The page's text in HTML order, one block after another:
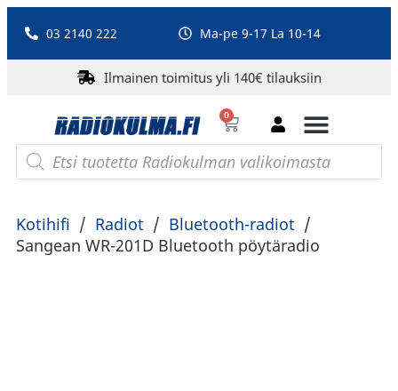
03 2140 222 Ma-pe 9-17 La 10-14
Ilmainen toimitus yli 140€ tilauksiin
0
Kotihifi / Radiot / Bluetooth-radiot /
Sangean WR-201D Bluetooth pöytäradio